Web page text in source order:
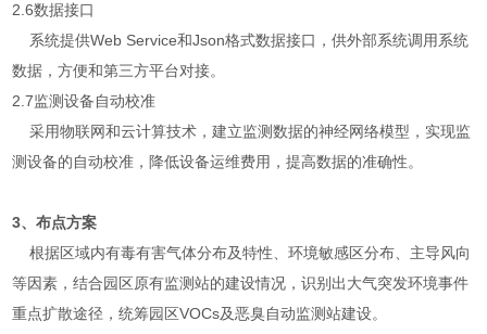
2.6数据接口
系统提供Web Service和Json格式数据接口，供外部系统调用系统
数据，方便和第三方平台对接。
2.7监测设备自动校准
采用物联网和云计算技术，建立监测数据的神经网络模型，实现监
测设备的自动校准，降低设备运维费用，提高数据的准确性。
3、布点方案
根据区域内有毒有害气体分布及特性、环境敏感区分布、主导风向
等因素，结合园区原有监测站的建设情况，识别出大气突发环境事件
重点扩散途径，统筹园区VOCs及恶臭自动监测站建设。